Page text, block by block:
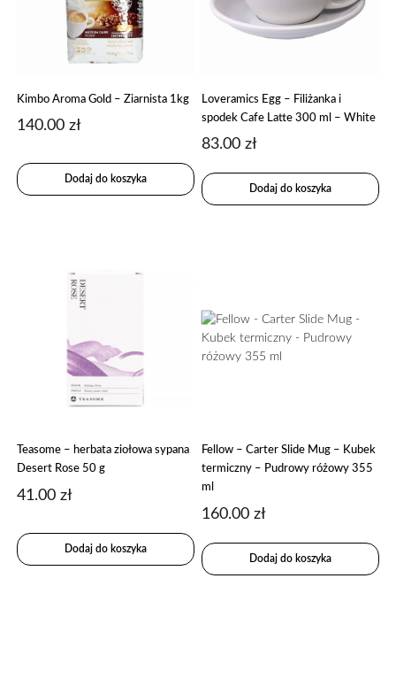
Kimbo Aroma Gold – Ziarnista 1kg
140.00zł
Dodaj do koszyka
Loveramics Egg – Filiżanka i
spodek Cafe Latte 300 ml – White
83.00zł
Dodaj do koszyka
Teasome – herbata ziołowa sypana
Desert Rose 50 g
41.00zł
Dodaj do koszyka
Fellow – Carter Slide Mug – Kubek
termiczny – Pudrowy różowy 355
ml
160.00zł
Dodaj do koszyka